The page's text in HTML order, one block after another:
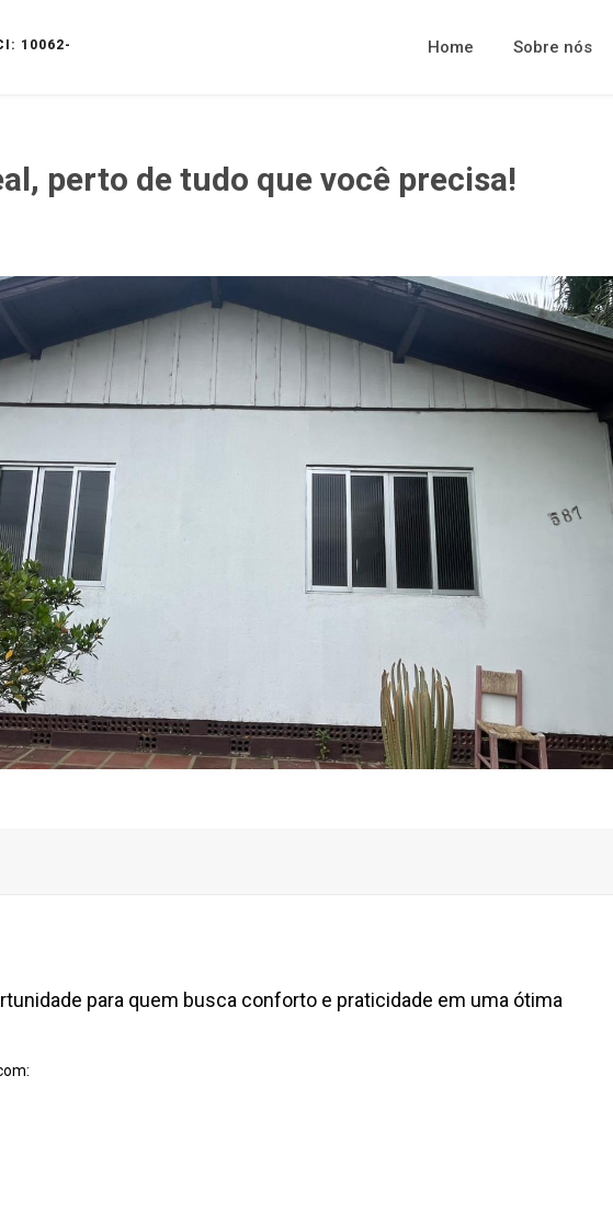
10062-
Home Sobre nós
perto de tudo que você precisa!
para quem busca conforto e praticidade em uma ótima